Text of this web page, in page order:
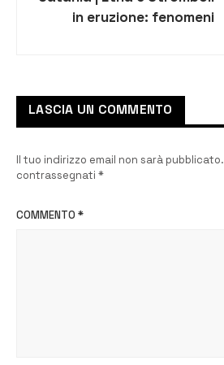
in eruzione: fenomeni
LASCIA UN COMMENTO
Il tuo indirizzo email non sarà pubblicato.
contrassegnati *
COMMENTO *